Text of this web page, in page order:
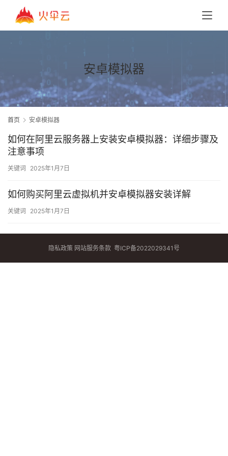
安卓模拟器
首页 安卓模拟器
如何在阿里云服务器上安装安卓模拟器：详细步骤及
注意事项
关键词 2025年1月7日
如何购买阿里云虚拟机并安卓模拟器安装详解
关键词 2025年1月7日
隐私政策 网站服务条款 粤ICP备2022029341号